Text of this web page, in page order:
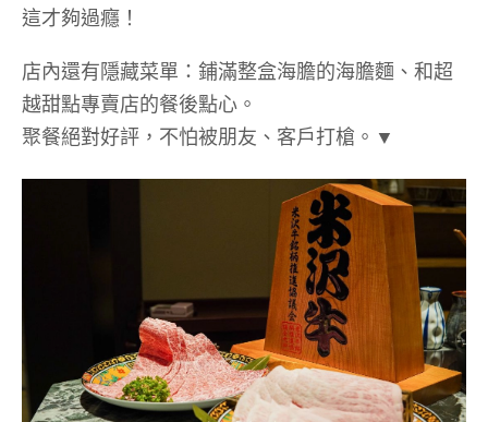
這才夠過癮！
店內還有隱藏菜單：鋪滿整盒海膽的海膽麵、和超
越甜點專賣店的餐後點心。
聚餐絕對好評，不怕被朋友、客戶打槍。▼